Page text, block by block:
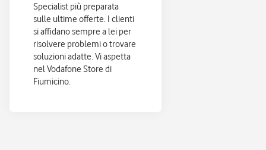
Specialist più preparata
sulle ultime offerte. I clienti
si affidano sempre a lei per
risolvere problemi o trovare
soluzioni adatte. Vi aspetta
nel Vodafone Store di
Fiumicino.